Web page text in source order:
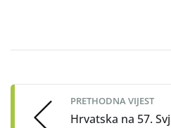
navigation
PRETHODNA VIJEST
Hrvatska na 57.